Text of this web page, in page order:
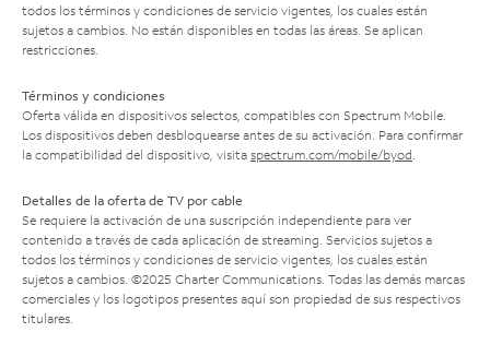
todos los términos y condiciones de servicio vigentes, los cuales están
sujetos a cambios. No están disponibles en todas las áreas. Se aplican
restricciones.
Términos y condiciones
Oferta válida en dispositivos selectos, compatibles con Spectrum Mobile.
Los dispositivos deben desbloquearse antes de su activación. Para confirmar
la compatibilidad del dispositivo, visita spectrum.com/mobile/byod
Detalles de la oferta de TV por cable
Se requiere la activación de una suscripción independiente para ver
contenido a través de cada aplicación de streaming. Servicios sujetos a
todos los términos y condiciones de servicio vigentes, los cuales están
sujetos a cambios. ©2025 Charter Communications. Todas las demás marcas
comerciales y los logotipos presentes aquí son propiedad de sus respectivos
titulares.